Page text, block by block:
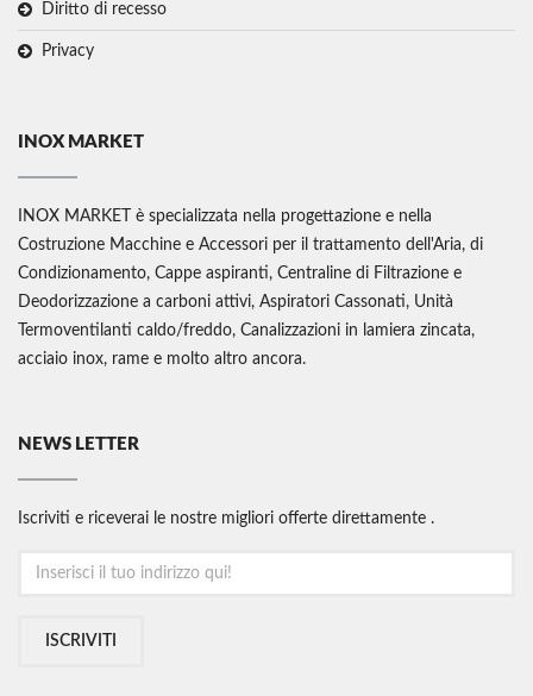
Diritto di recesso
Privacy
INOX MARKET
INOX MARKET è specializzata nella progettazione e nella
Costruzione Macchine e Accessori per il trattamento dell'Aria, di
Condizionamento, Cappe aspiranti, Centraline di Filtrazione e
Deodorizzazione a carboni attivi, Aspiratori Cassonati, Unità
Termoventilanti caldo/freddo, Canalizzazioni in lamiera zincata,
acciaio inox, rame e molto altro ancora.
NEWS LETTER
Iscriviti e riceverai le nostre migliori offerte direttamente .
ISCRIVITI